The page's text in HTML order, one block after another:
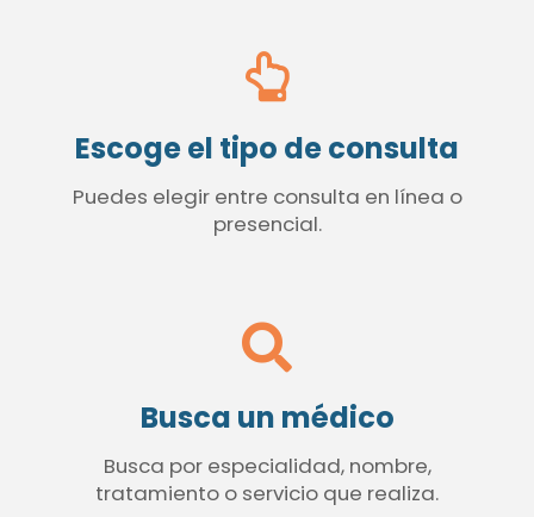
Escoge el tipo de consulta
Puedes elegir entre consulta en línea o
presencial.
Busca un médico
Busca por especialidad, nombre,
tratamiento o servicio que realiza.